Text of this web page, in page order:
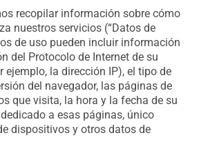
recopilar información sobre cómo
nuestros servicios (“Datos de
de uso pueden incluir información
del Protocolo de Internet de su
ejemplo, la dirección IP), el tipo de
del navegador, las páginas de
que visita, la hora y la fecha de su
a esas páginas, único
dispositivos y otros datos de